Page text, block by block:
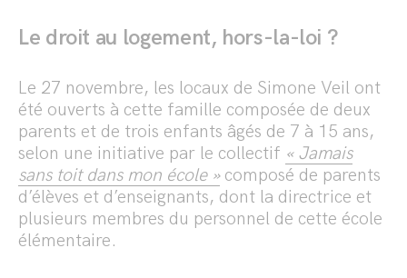
Le droit au logement, hors-la-loi ?
Le 27 novembre, les locaux de Simone Veil ont
été ouverts à cette famille composée de deux
parents et de trois enfants âgés de 7 à 15 ans,
selon une initiative par le collectif « Jamais
sans toit dans mon école »composé de parents
d’élèves et d’enseignants, dont la directrice et
plusieurs membres du personnel de cette école
élémentaire.